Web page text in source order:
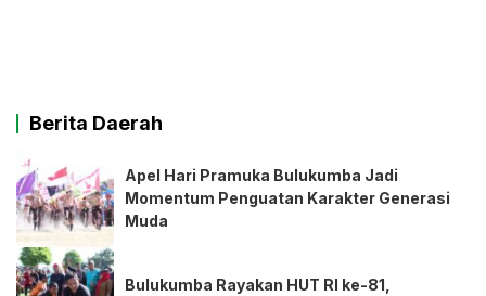
Berita Daerah
Apel Hari Pramuka Bulukumba Jadi
Momentum Penguatan Karakter Generasi
Muda
Bulukumba Rayakan HUT RI ke-81,